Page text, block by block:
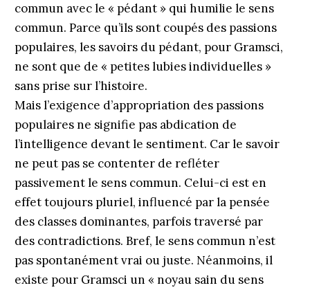
commun avec le « pédant » qui humilie le sens
commun. Parce qu’ils sont coupés des passions
populaires, les savoirs du pédant, pour Gramsci,
ne sont que de « petites lubies individuelles »
sans prise sur l’histoire.
Mais l’exigence d’appropriation des passions
populaires ne signifie pas abdication de
l’intelligence devant le sentiment. Car le savoir
ne peut pas se contenter de refléter
passivement le sens commun. Celui-ci est en
effet toujours pluriel, influencé par la pensée
des classes dominantes, parfois traversé par
des contradictions. Bref, le sens commun n’est
pas spontanément vrai ou juste. Néanmoins, il
existe pour Gramsci un « noyau sain du sens